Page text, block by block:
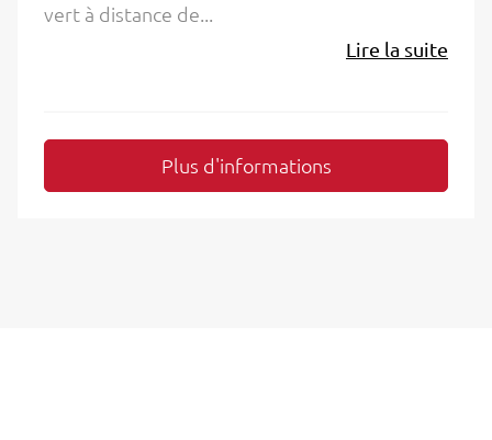
vert à distance de...
Lire la suite
Plus d'informations